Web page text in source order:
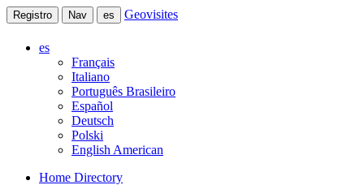
Registro Nav es Geovisites
es
Français
Italiano
Português Brasileiro
Español
Deutsch
Polski
English American
Home Directory